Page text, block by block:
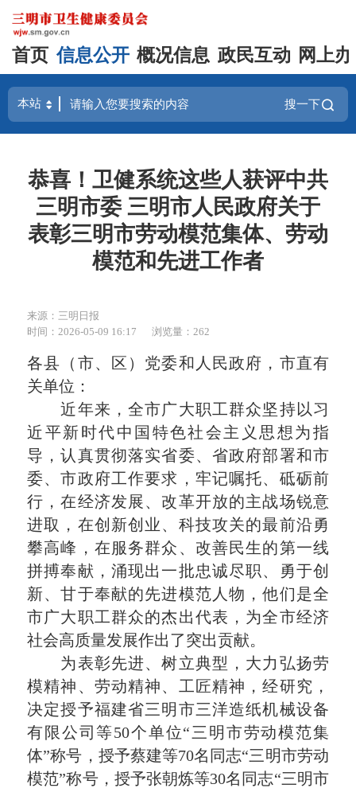
首页 信息公开 概况信息 政民互动 网上
搜一下
恭喜！卫健系统这些人获评中共
三明市委 三明市人民政府关于
表彰三明市劳动模范集体、劳动
模范和先进工作者
来源：三明日报
时间：2026-05-09 16:17
浏览量：262
各县（市、区）党委和人民政府，市直有
关单位：
近年来，全市广大职工群众坚持以习
近平新时代中国特色社会主义思想为指
导，认真贯彻落实省委、省政府部署和市
委、市政府工作要求，牢记嘱托、砥砺前
行，在经济发展、改革开放的主战场锐意
进取，在创新创业、科技攻关的最前沿勇
攀高峰，在服务群众、改善民生的第一线
拼搏奉献，涌现出一批忠诚尽职、勇于创
新、甘于奉献的先进模范人物，他们是全
市广大职工群众的杰出代表，为全市经济
社会高质量发展作出了突出贡献。
为表彰先进、树立典型，大力弘扬劳
模精神、劳动精神、工匠精神，经研究，
决定授予福建省三明市三洋造纸机械设备
有限公司等50个单位“三明市劳动模范集
体”称号，授予蔡建等70名同志“三明市劳动
模范”称号，授予张朝炼等30名同志“三明市